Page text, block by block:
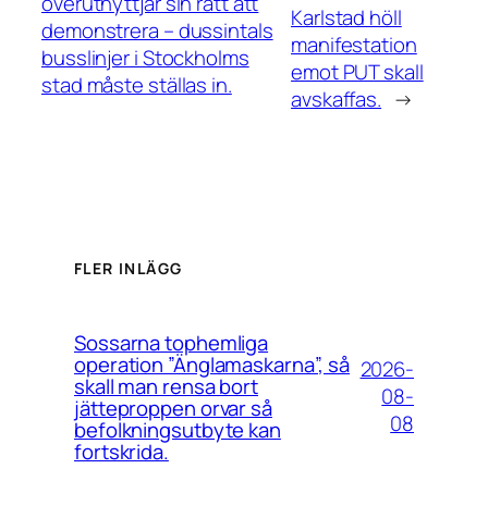
demonstrera – dussintals
busslinjer i Stockholms
stad måste ställas in.
Karlstad höll
manifestation
emot PUT skall
avskaffas. →
FLER INLÄGG
Sossarna tophemliga
operation ”Änglamaskarna”, så
skall man rensa bort
jätteproppen orvar så
befolkningsutbyte kan
fortskrida.
2026-
08-
08